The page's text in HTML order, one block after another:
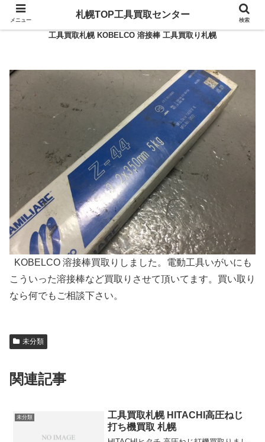
工具買取札幌 KOBELCO 溶接棒 工具買取り札幌
KOBELCO 溶接棒買取りしました。電動工具いがいにも
こういった溶接棒など買取りさせて頂いてます。買い取り
なら何でもご相談下さい。
未分類
関連記事
未分類
工具買取札幌 HITACHI高圧ねじ
打ち機買取 札幌
メニュー
札幌TOP工具買取センター
検索